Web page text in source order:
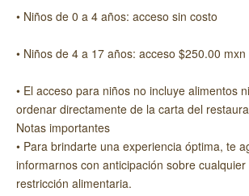
• Niños de 0 a 4 años: acceso sin costo
• Niños de 4 a 17 años: acceso $250.00 mxn
• El acceso para niños no incluye alimentos
ordenar directamente de la carta del
Notas importantes
• Para brindarte una experiencia óptima, te
informarnos con anticipación sobre cualquier
restricción alimentaria.